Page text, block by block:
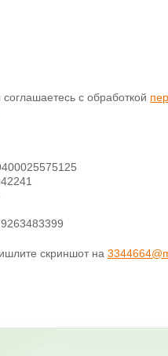
с обработкой
скриншот на